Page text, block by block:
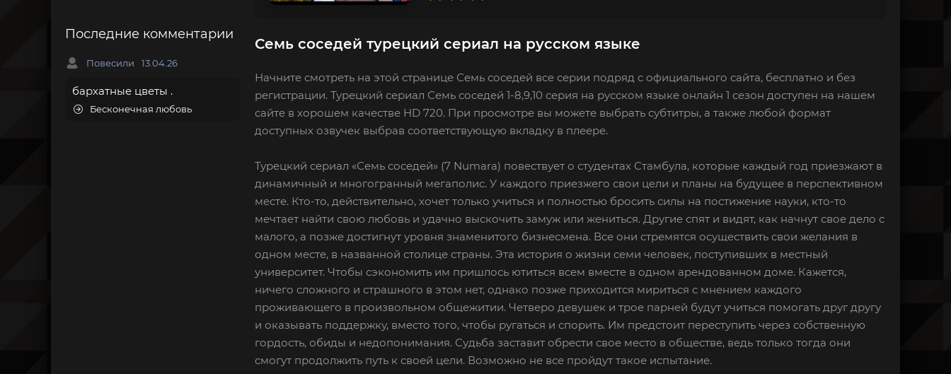
Последние комментарии
Повесили 13.04.26
бархатные цветы .
Бесконечная любовь
Семь соседей турецкий сериал на русском языке
Начните смотреть на этой странице Семь соседей все серии подряд с официального сайта, бесплатно и без
регистрации. Турецкий сериал Семь соседей 1-8,9,10 серия на русском языке онлайн 1 сезон доступен на нашем
сайте в хорошем качестве HD 720. При просмотре вы можете выбрать субтитры, а также любой формат
доступных озвучек выбрав соответствующую вкладку в плеере.
Турецкий сериал «Семь соседей» (7 Numara) повествует о студентах Стамбула, которые каждый год приезжают в
динамичный и многогранный мегаполис. У каждого приезжего свои цели и планы на будущее в перспективном
месте. Кто-то, действительно, хочет только учиться и полностью бросить силы на постижение науки, кто-то
мечтает найти свою любовь и удачно выскочить замуж или жениться. Другие спят и видят, как начнут свое дело с
малого, а позже достигнут уровня знаменитого бизнесмена. Все они стремятся осуществить свои желания в
одном месте, в названной столице страны. Эта история о жизни семи человек, поступивших в местный
университет. Чтобы сэкономить им пришлось ютиться всем вместе в одном арендованном доме. Кажется,
ничего сложного и страшного в этом нет, однако позже приходится мириться с мнением каждого
проживающего в произвольном общежитии. Четверо девушек и трое парней будут учиться помогать друг другу
и оказывать поддержку, вместо того, чтобы ругаться и спорить. Им предстоит переступить через собственную
гордость, обиды и недопонимания. Судьба заставит обрести свое место в обществе, ведь только тогда они
смогут продолжить путь к своей цели. Возможно не все пройдут такое испытание.